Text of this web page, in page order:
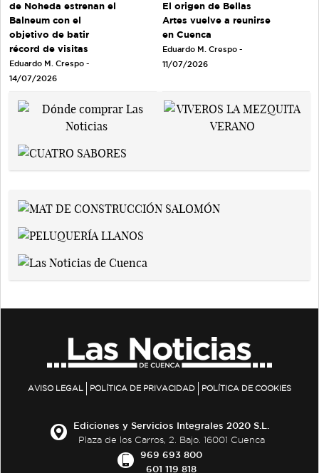
de Noheda estrenan el
Balneum con el
objetivo de batir
récord de visitas
Eduardo M. Crespo -
14/07/2026
El origen de Bellas
Artes vuelve a reunirse
en Cuenca
Eduardo M. Crespo -
11/07/2026
AVISO LEGAL POLÍTICA DE PRIVACIDAD POLÍTICA DE COOKIES
Ediciones y Servicios Integrales 2020 S.L.
Plaza de los Carros, 2. Bajo. 16001 Cuenca
969 693 800
601 119 818